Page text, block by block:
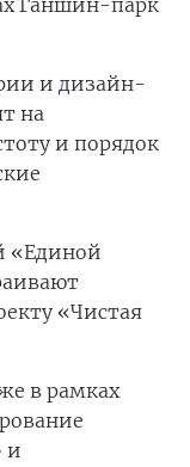
Ганшин-парк
и дизайн-
на
и порядок
«Единой
«Чистая
в рамках
и